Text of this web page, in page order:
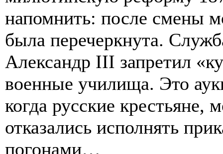
напомнить: после смены
была перечеркнута.
Александр III запретил
военные училища. Это
когда русские крестьяне,
отказались исполнять
погонами…